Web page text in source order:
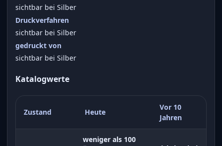
sichtbar bei Silber
Druckverfahren
sichtbar bei Silber
gedruckt von
sichtbar bei Silber
Katalogwerte
Zustand Heute
Vor 10
Jahren
weniger als 100